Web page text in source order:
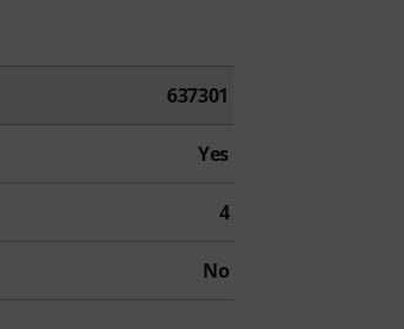
637301
Yes
4
No